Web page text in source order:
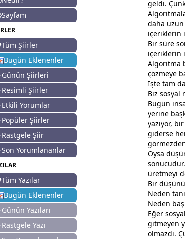
Sayfam
Tüm Şiirler
Bugün Eklenenler
Günün Şiirleri
Resimli Şiirler
Etkili Yorumlar
Popüler Şiirler
Rastgele Şiir
Son Yorumlananlar
Tüm Yazılar
Bugün Eklenenler
Günün Yazıları
Rastgele Yazı
geldi.
daha
içeriklerin
Bir süre
içeriklerin
Algoritma
çözmeye
İşte tam
Biz sosyal
Bugün
yerine
yazıyor,
giderse
Oysa
üretmeyi
Bir
Neden
Neden
Eğer
gitmeyen
olmazdı.